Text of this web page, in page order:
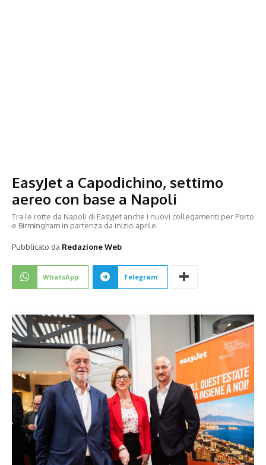
EasyJet a Capodichino, settimo
aereo con base a Napoli
Tra le rotte da Napoli di Easyjet anche i nuovi collegamenti per Porto
e Birmingham in partenza da inizio aprile.
Pubblicato da Redazione Web
WhatsApp Telegram